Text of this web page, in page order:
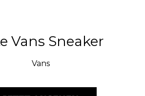
Vans Sneaker
Vans